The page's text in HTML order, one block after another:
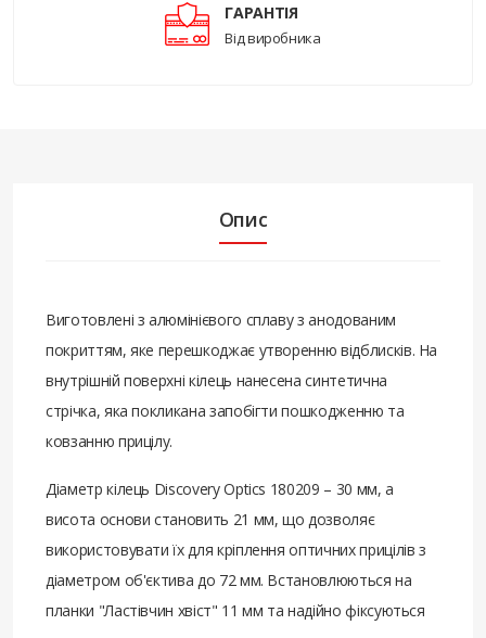
ГАРАНТІЯ
Від виробника
Опис
Виготовлені з алюмінієвого сплаву з анодованим
покриттям, яке перешкоджає утворенню відблисків. На
внутрішній поверхні кілець нанесена синтетична
стрічка, яка покликана запобігти пошкодженню та
ковзанню прицілу.
Діаметр кілець Discovery Optics 180209 – 30 мм, а
висота основи становить 21 мм, що дозволяє
використовувати їх для кріплення оптичних прицілів з
діаметром об'єктива до 72 мм. Встановлюються на
планки "Ластівчин хвіст" 11 мм та надійно фіксуються